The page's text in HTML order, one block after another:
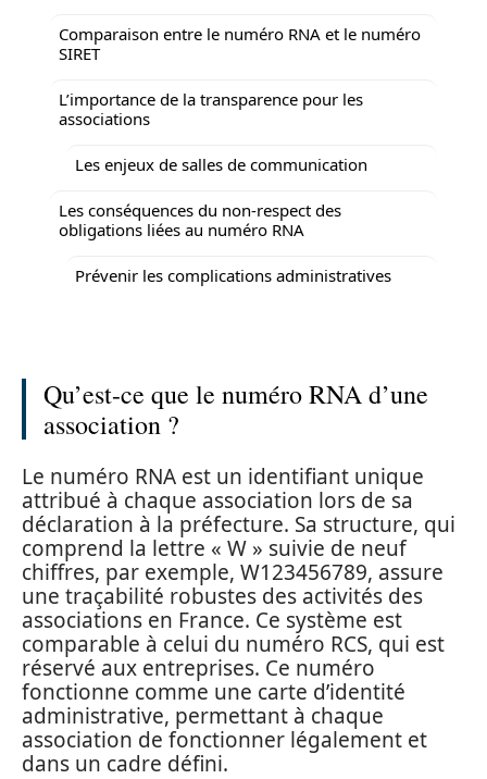
Comparaison entre le numéro RNA et le numéro
SIRET
L’importance de la transparence pour les
associations
Les enjeux de salles de communication
Les conséquences du non-respect des
obligations liées au numéro RNA
Prévenir les complications administratives
Qu’est-ce que le numéro RNA d’une
association ?
Le numéro RNA est un identifiant unique
attribué à chaque association lors de sa
déclaration à la préfecture. Sa structure, qui
comprend la lettre « W » suivie de neuf
chiffres, par exemple, W123456789, assure
une traçabilité robustes des activités des
associations en France. Ce système est
comparable à celui du numéro RCS, qui est
réservé aux entreprises. Ce numéro
fonctionne comme une carte d’identité
administrative, permettant à chaque
association de fonctionner légalement et
dans un cadre défini.